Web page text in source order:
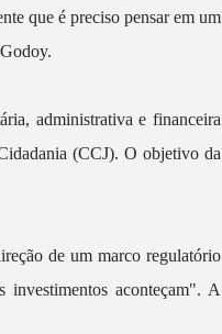
que é preciso pensar em um
administrativa e financeira
(CCJ). O objetivo da
de um marco regulatório
investimentos aconteçam". A